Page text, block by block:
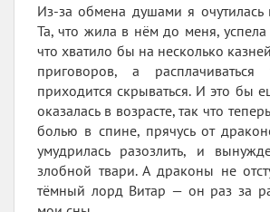
Из-за обмена душами я очутилась
Та, что жила в нём до меня, успела
что хватило бы на несколько
приговоров, а
приходится скрываться. И это бы
оказалась в возрасте, так что
болью в спине, прячусь от
умудрилась разозлить, и
злобной твари. А драконы не
тёмный лорд Витар — он раз за